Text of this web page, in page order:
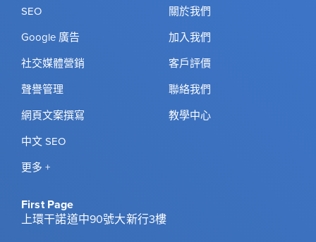
SEO
Google 廣告
社交媒體營銷
聲譽管理
網頁文案撰寫
中文 SEO
更多 +
關於我們
加入我們
客戶評價
聯絡我們
教學中心
First Page
上環干諾道中90號大新行3樓